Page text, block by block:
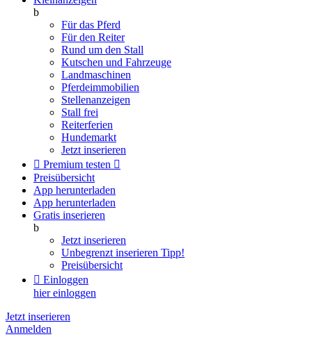
b
Für das Pferd
Für den Reiter
Rund um den Stall
Kutschen und Fahrzeuge
Landmaschinen
Pferdeimmobilien
Stellenanzeigen
Stall frei
Reiterferien
Hundemarkt
Jetzt inserieren
 Premium testen 
Preisübersicht
App herunterladen
App herunterladen
Gratis inserieren
b
Jetzt inserieren
Unbegrenzt inserieren Tipp!
Preisübersicht
 Einloggen
hier einloggen
Jetzt inserieren
Anmelden